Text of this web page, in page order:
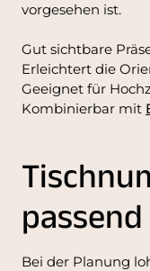
vorgesehen ist.
Gut sichtbare
Erleichtert die
Geeignet für
Kombinierbar mit
Bei der Planung